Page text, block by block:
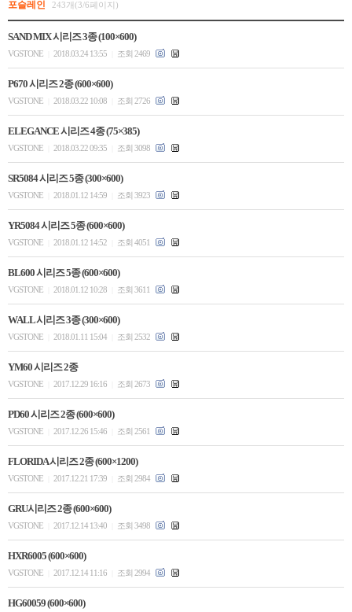
포슬레인 243개(3/6페이지)
SAND MIX 시리즈 3종 (100×600)
VGSTONE 2018.03.24 13:55 조회 2469
P670 시리즈 2종 (600×600)
VGSTONE 2018.03.22 10:08 조회 2726
ELEGANCE 시리즈 4종 (75×385)
VGSTONE 2018.03.22 09:35 조회 3098
SR5084 시리즈 5종 (300×600)
VGSTONE 2018.01.12 14:59 조회 3923
YR5084 시리즈 5종 (600×600)
VGSTONE 2018.01.12 14:52 조회 4051
BL600 시리즈 5종 (600×600)
VGSTONE 2018.01.12 10:28 조회 3611
WALL 시리즈 3종 (300×600)
VGSTONE 2018.01.11 15:04 조회 2532
YM60 시리즈 2종
VGSTONE 2017.12.29 16:16 조회 2673
PD60 시리즈 2종 (600×600)
VGSTONE 2017.12.26 15:46 조회 2561
FLORIDA 시리즈 2종 (600×1200)
VGSTONE 2017.12.21 17:39 조회 2984
GRU시리즈 2종 (600×600)
VGSTONE 2017.12.14 13:40 조회 3498
HXR6005 (600×600)
VGSTONE 2017.12.14 11:16 조회 2994
HG60059 (600×600)